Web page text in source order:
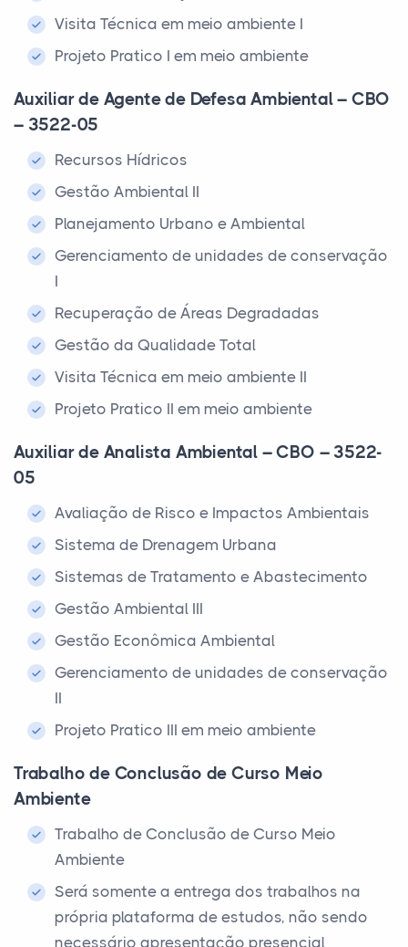
Visita Técnica em meio ambiente I
Projeto Pratico I em meio ambiente
Auxiliar de Agente de Defesa Ambiental – CBO
– 3522-05
Recursos Hídricos
Gestão Ambiental II
Planejamento Urbano e Ambiental
Gerenciamento de unidades de conservação
I
Recuperação de Áreas Degradadas
Gestão da Qualidade Total
Visita Técnica em meio ambiente II
Projeto Pratico II em meio ambiente
Auxiliar de Analista Ambiental – CBO – 3522-
05
Avaliação de Risco e Impactos Ambientais
Sistema de Drenagem Urbana
Sistemas de Tratamento e Abastecimento
Gestão Ambiental III
Gestão Econômica Ambiental
Gerenciamento de unidades de conservação
II
Projeto Pratico III em meio ambiente
Trabalho de Conclusão de Curso Meio
Ambiente
Trabalho de Conclusão de Curso Meio
Ambiente
Será somente a entrega dos trabalhos na
própria plataforma de estudos, não sendo
necessário apresentação presencial